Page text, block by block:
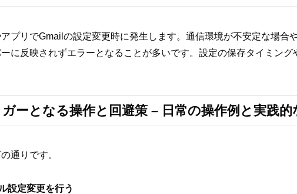
プリでGmailの設定変更時に発生します。通信環境が不安定な場合
に反映されずエラーとなることが多いです。設定の保存タイミング
ーとなる操作と回避策 – 日常の操作例と実践的
通りです。
設定変更を行う